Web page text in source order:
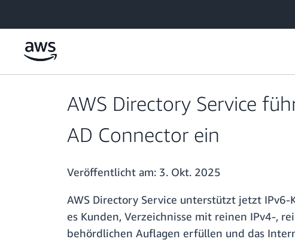
AWS Directory Service
AD Connector ein
Veröffentlicht am: 3. Okt. 2025
AWS Directory Service unterstützt jetzt
es Kunden, Verzeichnisse mit reinen IPv4-,
behördlichen Auflagen erfüllen und das